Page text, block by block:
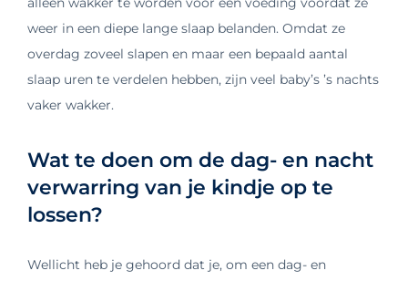
weer in een diepe lange slaap belanden. Omdat ze
overdag zoveel slapen en maar een bepaald aantal
slaap uren te verdelen hebben, zijn veel baby’s ’s nachts
vaker wakker.
Wat te doen om de dag- en nacht
verwarring van je kindje op te
lossen?
Wellicht heb je gehoord dat je, om een dag- en